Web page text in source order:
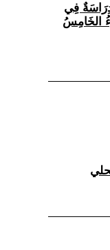
دِرَاسَةٌ فِي
الخَامِسُ